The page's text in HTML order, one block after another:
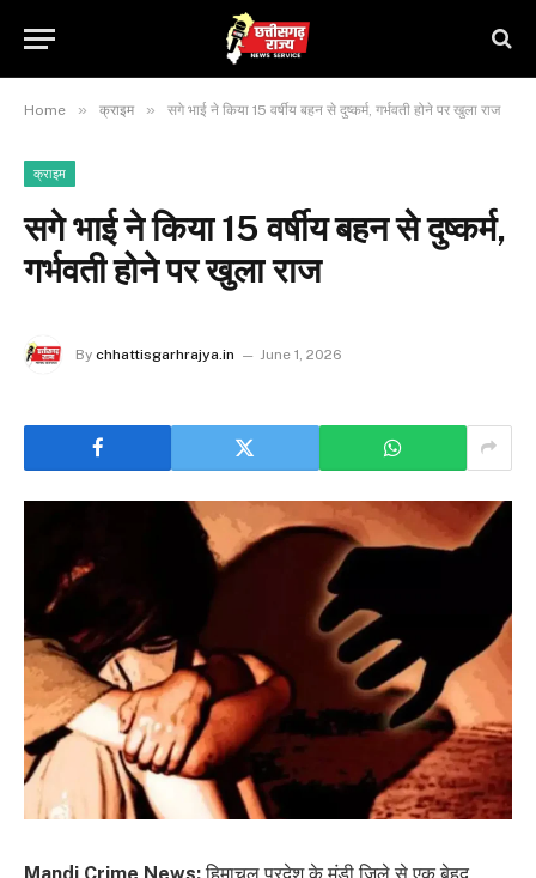
Home » क्राइम » सगे भाई ने किया 15 वर्षीय बहन से दुष्कर्म, गर्भवती होने पर खुला राज
क्राइम
सगे भाई ने किया 15 वर्षीय बहन से दुष्कर्म,
गर्भवती होने पर खुला राज
By chhattisgarhrajya.in June 1, 2026